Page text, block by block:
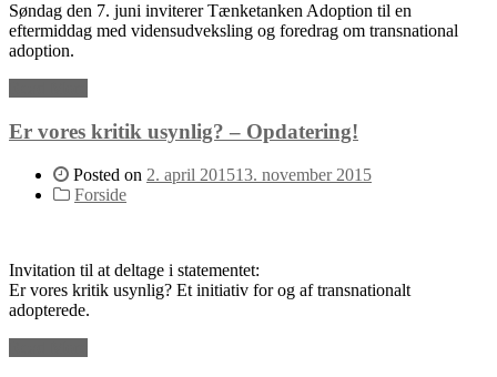
Søndag den 7. juni inviterer Tænketanken Adoption til en
eftermiddag med vidensudveksling og foredrag om transnational
adoption.
Er vores kritik usynlig? – Opdatering!
Posted on 2. april 201513. november 2015
Forside
Invitation til at deltage i statementet:
Er vores kritik usynlig? Et initiativ for og af transnationalt
adopterede.